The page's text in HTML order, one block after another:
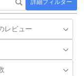
詳細フィルター